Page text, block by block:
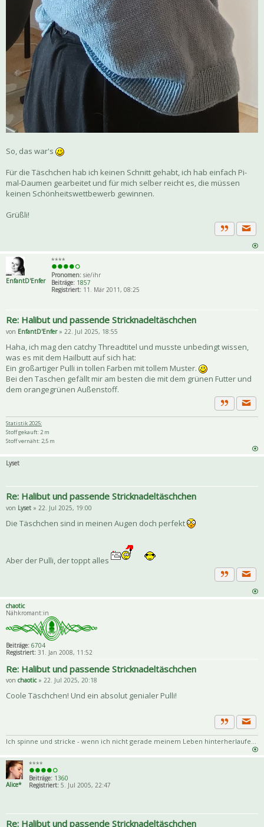
So, das war's
Für die Täschchen hab ich keinen Schnitt gehabt, ich hab einfach Pi-
mal-Daumen gearbeitet und für mich selber reicht es, die müssen
keinen Schönheitswettbewerb gewinnen.
Grüßli!
Zitat
EnfantD'Enfer
****
Pronomen: sie/ihr
Beiträge: 1857
Registriert: 11. Mär 2011, 08:25
Re: Halibut und passende Stricknadeltäschchen
von EnfantD'Enfer» 22. Jul 2025, 18:55
Haha, ich mag den catchy Threadtitel und musste unbedingt wissen,
was es mit dem Hailbutt auf sich hat:
Ein großartiger Pulli in tollen Farben mit tollem Muster.
Bei den Taschen gefällt mir am besten die mit dem grünen Futter und
dem orangegrünen Außenstoff.
Zitat
Statistik 2025:
Stoff gekauft: 2 m
Stoff vernäht: 2,5 m
Lyset
Re: Halibut und passende Stricknadeltäschchen
von Lyset » 22. Jul 2025, 19:00
Die Täschchen sind in meinen Augen doch perfekt
Aber der Pulli, der toppt alles
Zitat
chaotic
Nähkromant:in
Beiträge: 6704
Registriert: 31. Jan 2008, 11:52
Re: Halibut und passende Stricknadeltäschchen
von chaotic» 22. Jul 2025, 20:18
Coole Täschchen! Und ein absolut genialer Pulli!
Zitat
Ich spinne und stricke - wenn ich nicht gerade meinem Leben hinterherlaufe...
Alice*
****
Beiträge: 1360
Registriert:5. Jul 2005, 22:47
Re: Halibut und passende Stricknadeltäschchen